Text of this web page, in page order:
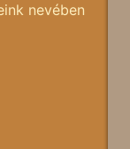
nevében